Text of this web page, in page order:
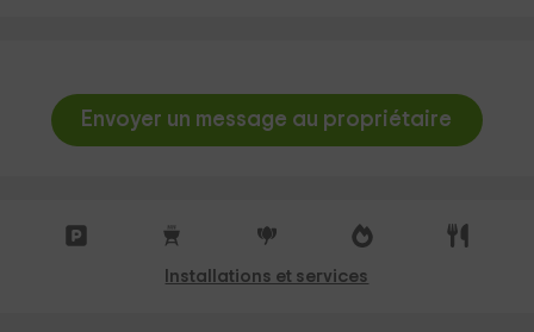
Envoyer un message au propriétaire
Installations et services